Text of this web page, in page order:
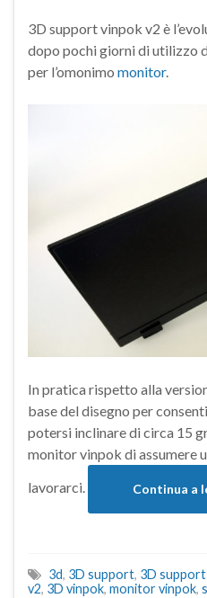
3D support vinpok v2 è
dopo pochi giorni di utilizzo
per l’omonimo monitor.
In pratica rispetto alla
base del disegno per
potersi inclinare di circa 15
monitor vinpok di assumere
lavorarci.
Continua a
3d, 3D support, 3D
v2, 3D vinpok, monitor vinpok,